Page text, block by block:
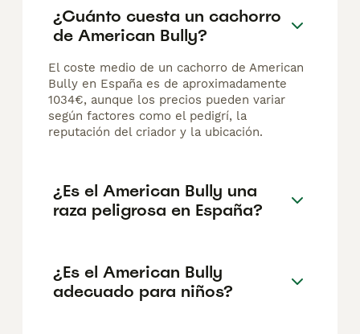
¿Cuánto cuesta un cachorro
de American Bully?
El coste medio de un cachorro de American
Bully en España es de aproximadamente
1034€, aunque los precios pueden variar
según factores como el pedigrí, la
reputación del criador y la ubicación.
¿Es el American Bully una
raza peligrosa en España?
¿Es el American Bully
adecuado para niños?